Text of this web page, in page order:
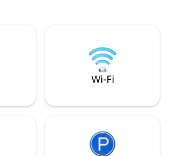
ら遠く離れた、ス
の隠れ家を求める
家族連れに最適
ります。
空間をお楽しみください。
と自然散策ができ
Zomatoが利用可
にあります（明る
Wi-Fi